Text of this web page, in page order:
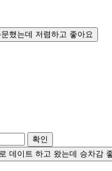
했는데 저렴하고 좋아요
확인
데이트 하고 왔는데 승차감